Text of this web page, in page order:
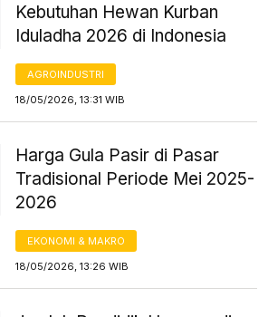
Kebutuhan Hewan Kurban
Iduladha 2026 di Indonesia
AGROINDUSTRI
18/05/2026, 13:31 WIB
Harga Gula Pasir di Pasar
Tradisional Periode Mei 2025-
2026
EKONOMI & MAKRO
18/05/2026, 13:26 WIB